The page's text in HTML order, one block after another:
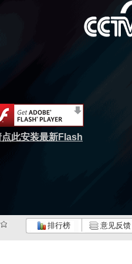
点此安装最新Flash
排行榜 意见反馈